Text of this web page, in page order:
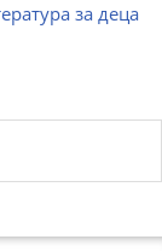
за деца